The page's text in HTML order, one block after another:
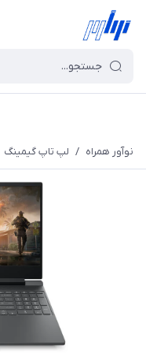
نوآور همراه / لپ تاپ گیمینگ